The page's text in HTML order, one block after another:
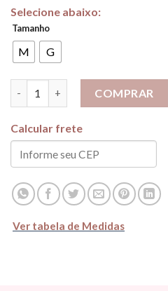
Tamanho
M G
COMPRAR
Calcular frete
Ver tabela de Medidas